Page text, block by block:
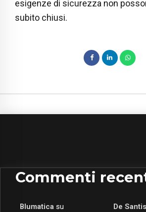
esigenze di sicurezza non
subito chiusi.
Commenti
Blumaticasu
De